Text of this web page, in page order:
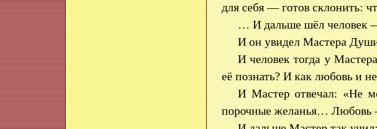
для себя — готов склонить:
… И дальше шёл человек
И он увидел Мастера
И человек тогда у
её познать? И как любовь и
И Мастер отвечал: «Не
порочные желанья…